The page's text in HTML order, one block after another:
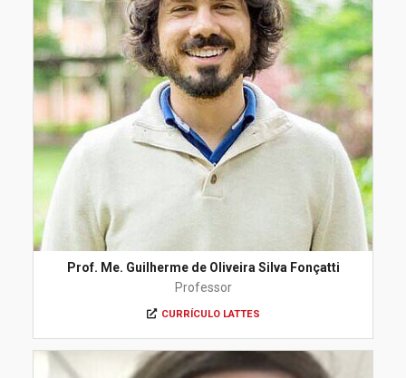
Prof. Me. Guilherme de Oliveira Silva Fonçatti
Professor
CURRÍCULO LATTES